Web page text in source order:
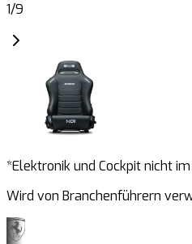
1/9
*Elektronik und Cockpit nicht
Wird von Branchenführern